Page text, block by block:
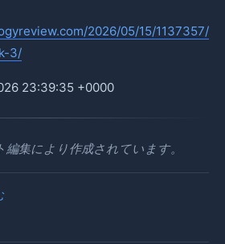
2026/05/15/1137357/
3/
23:39:35 +0000
集により作成されています。